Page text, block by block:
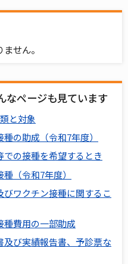
せん。
なページも見ています
と対象
の助成（令和7年度）
での接種を希望するとき
（令和7年度）
ワクチン接種に関するこ
種費用の一部助成
び実績報告書、予診票な